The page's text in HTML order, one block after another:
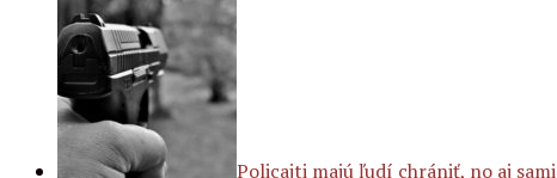
Policajti majú ľudí chrániť, no aj